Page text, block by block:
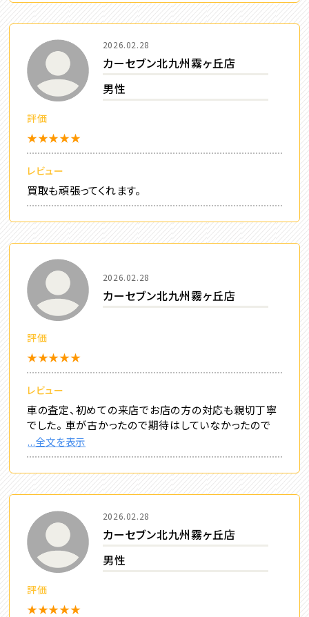
2026.02.28
カーセブン北九州霧ヶ丘店
男性
評価
★★★★★
レビュー
買取も頑張ってくれます。
2026.02.28
カーセブン北九州霧ヶ丘店
評価
★★★★★
レビュー
車の査定、初めての来店でお店の方の対応も親切丁寧
でした。 車が古かったので期待はしていなかったので
...全文を表示
2026.02.28
カーセブン北九州霧ヶ丘店
男性
評価
★★★★★